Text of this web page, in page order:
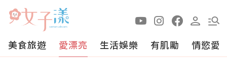
美食旅遊 愛漂亮 生活娛樂 有肌勵 情慾愛